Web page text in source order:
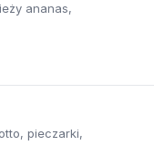
ananas,
pieczarki,